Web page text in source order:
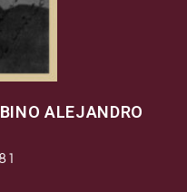
ALEJANDRO